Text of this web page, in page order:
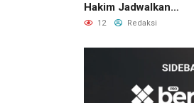
Hakim Jadwalkan
Pemanggilan Ulang
12 Redaksi